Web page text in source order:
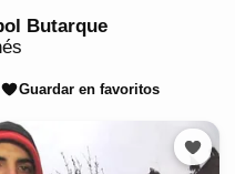
Butarque
Guardar en favoritos